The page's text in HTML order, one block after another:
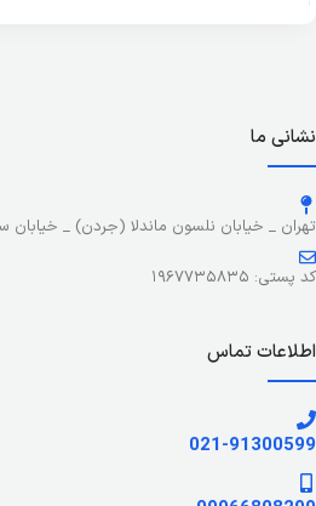
نشانی ما
تهران _ خیابان نلسون ماندلا (جردن) _ خیابان سلطانی
کد پستی: ۱۹۶۷۷۳۵۸۳۵
اطلاعات تماس
021-91300599